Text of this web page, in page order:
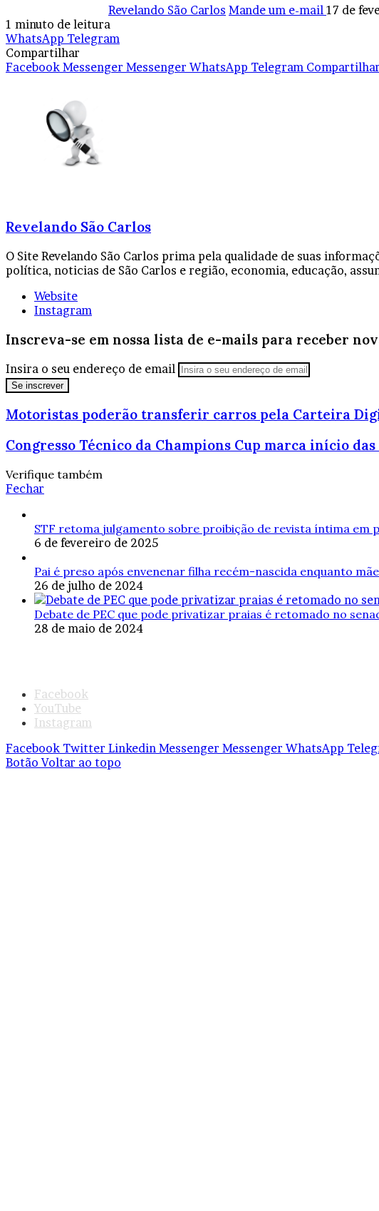
Revelando São Carlos Mande um e-mail 17 de
1 minuto de leitura
WhatsApp Telegram
Compartilhar
Facebook Messenger Messenger WhatsApp Telegram
Revelando São Carlos
O Site Revelando São Carlos prima pela qualidade de suas
política, noticias de São Carlos e região, economia, educação,
Website
Instagram
Inscreva-se em nossa lista de e-mails para receber
Insira o seu endereço de email
Motoristas poderão transferir carros pela Carteira
Congresso Técnico da Champions Cup marca início
Verifique também
Fechar
STF retoma julgamento sobre proibição de revista íntima em
6 de fevereiro de 2025
Pai é preso após envenenar filha recém-nascida enquanto
26 de julho de 2024
Debate de PEC que pode privatizar praias é retomado no
28 de maio de 2024
Facebook
YouTube
Instagram
Facebook Twitter Linkedin Messenger Messenger WhatsApp
Botão Voltar ao topo